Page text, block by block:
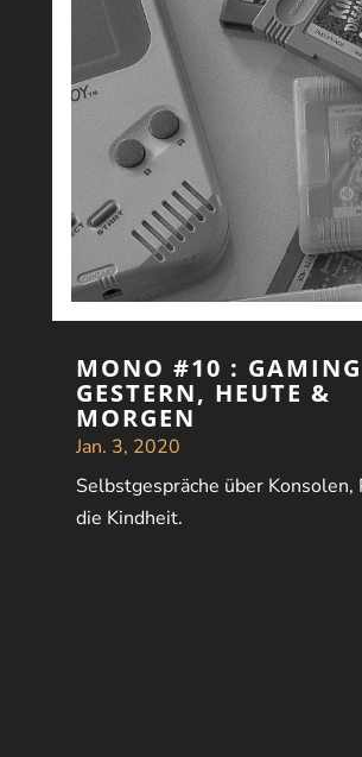
MONO #10 : GAMING
GESTERN, HEUTE &
MORGEN
Jan. 3, 2020
Selbstgespräche über Konsolen,
die Kindheit.